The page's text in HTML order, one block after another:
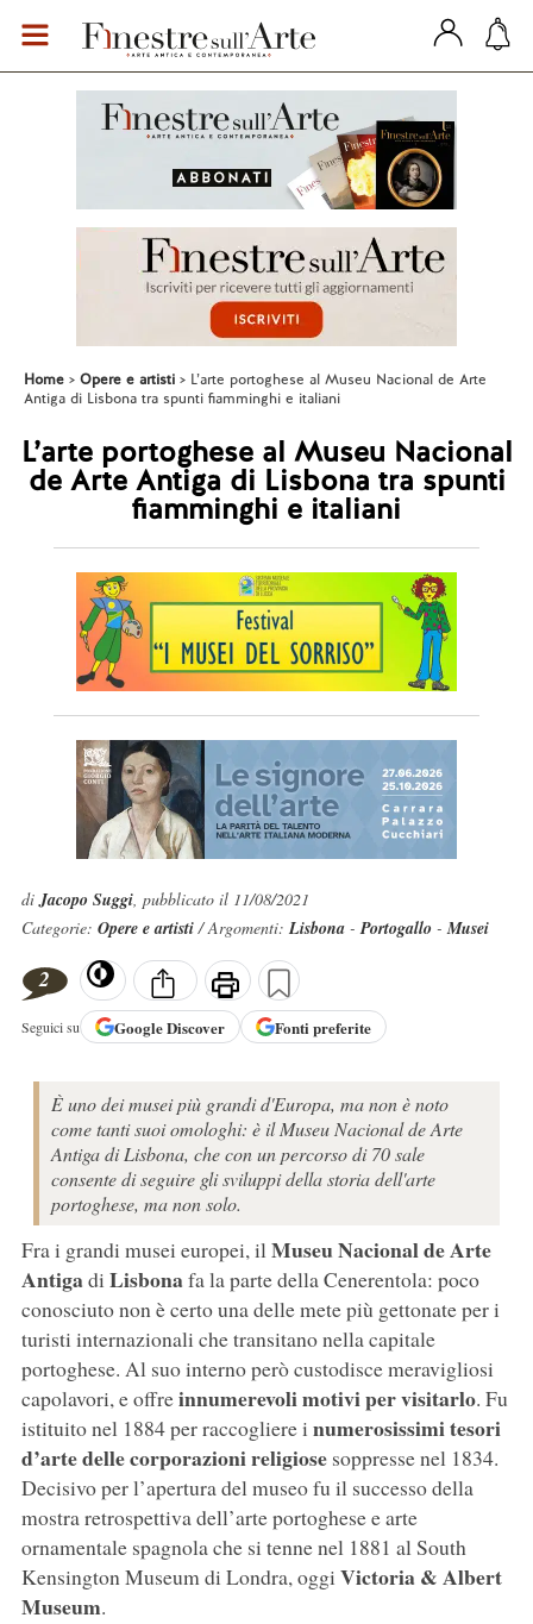
Home Opere e artisti
L’arte portoghese al Museu Nacional de Arte
Antiga di Lisbona tra spunti fiamminghi e italiani
L’arte portoghese al Museu Nacional
de Arte Antiga di Lisbona tra spunti
fiamminghi e italiani
diJacopo Suggi, pubblicato il 11/08/2021
Categorie: Opere e artisti/ Argomenti:Lisbona-Portogallo -Musei
2
Seguici su GoogleDiscover Fonti preferite
È uno dei musei più grandi d'Europa, ma non è noto
come tanti suoi omologhi: è il Museu Nacional de Arte
Antiga di Lisbona, che con un percorso di 70 sale
consente di seguire gli sviluppi della storia dell'arte
portoghese, ma non solo.
Fra i grandi musei europei, ilMuseu Nacional de Arte
Antigadi Lisbonafa la parte della Cenerentola: poco
conosciuto non è certo una delle mete più gettonate per i
turisti internazionali che transitano nella capitale
portoghese. Al suo interno però custodisce meravigliosi
capolavori, e offreinnumerevoli motivi per visitarlo. Fu
istituito nel 1884 per raccogliere i numerosissimi tesori
d’arte delle corporazioni religiosesoppresse nel 1834.
Decisivo per l’apertura del museo fu il successo della
mostra retrospettiva dell’arte portoghese e arte
ornamentale spagnola che si tenne nel 1881 al South
Kensington Museum di Londra, oggi Victoria & Albert
Museum.